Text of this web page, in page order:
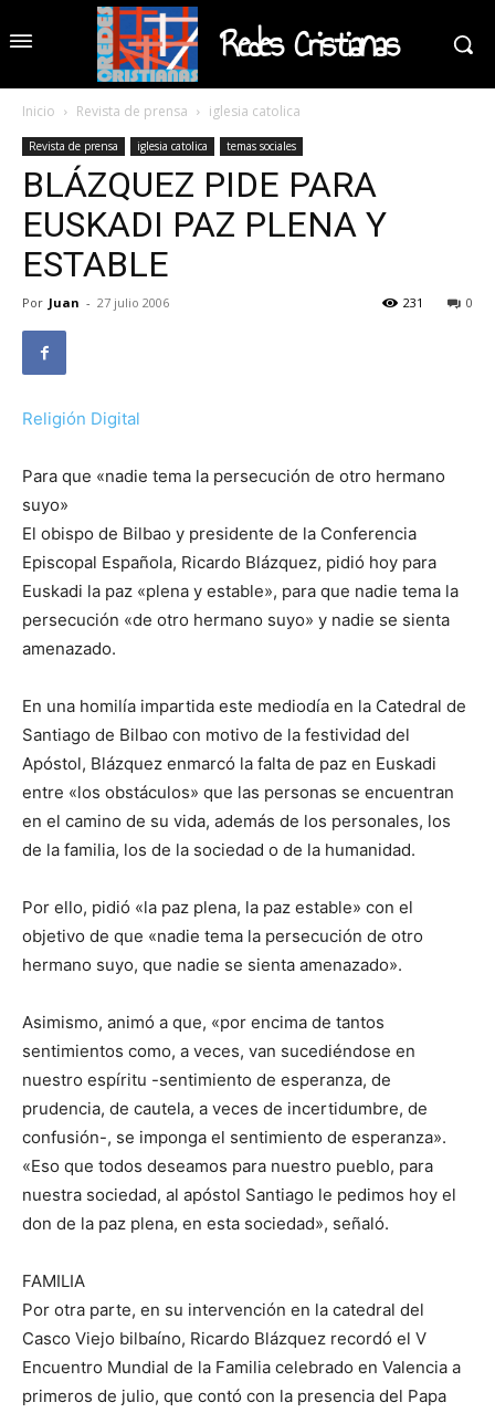
Redes Cristianas
Inicio Revista de prensa iglesia catolica
Revista de prensa iglesia catolica temas sociales
BLÁZQUEZ PIDE PARA
EUSKADI PAZ PLENA Y
ESTABLE
Por Juan - 27 julio 2006 0
231
Religión Digital
Para que «nadie tema la persecución de otro hermano
suyo»
El obispo de Bilbao y presidente de la Conferencia
Episcopal Española, Ricardo Blázquez, pidió hoy para
Euskadi la paz «plena y estable», para que nadie tema la
persecución «de otro hermano suyo» y nadie se sienta
amenazado.
En una homilía impartida este mediodía en la Catedral de
Santiago de Bilbao con motivo de la festividad del
Apóstol, Blázquez enmarcó la falta de paz en Euskadi
entre «los obstáculos» que las personas se encuentran
en el camino de su vida, además de los personales, los
de la familia, los de la sociedad o de la humanidad.
Por ello, pidió «la paz plena, la paz estable» con el
objetivo de que «nadie tema la persecución de otro
hermano suyo, que nadie se sienta amenazado».
Asimismo, animó a que, «por encima de tantos
sentimientos como, a veces, van sucediéndose en
nuestro espíritu -sentimiento de esperanza, de
prudencia, de cautela, a veces de incertidumbre, de
confusión-, se imponga el sentimiento de esperanza».
«Eso que todos deseamos para nuestro pueblo, para
nuestra sociedad, al apóstol Santiago le pedimos hoy el
don de la paz plena, en esta sociedad», señaló.
FAMILIA
Por otra parte, en su intervención en la catedral del
Casco Viejo bilbaíno, Ricardo Blázquez recordó el V
Encuentro Mundial de la Familia celebrado en Valencia a
primeros de julio, que contó con la presencia del Papa